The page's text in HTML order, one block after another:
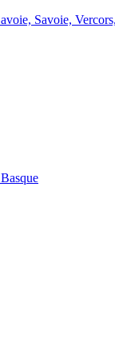
Savoie,